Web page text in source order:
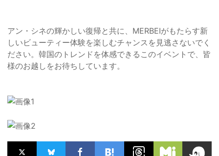
アン・シネの輝かしい復帰と共に、MERBEIがもたらす新
しいビューティー体験を楽しむチャンスを見逃さないでく
ださい。韓国のトレンドを体感できるこのイベントで、皆
様のお越しをお待ちしています。